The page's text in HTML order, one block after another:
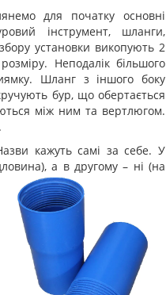
для початку основні
інструмент, шланги,
установки викопують 2
Неподалік більшого
Шланг з іншого боку
бур, що обертається
між ним та вертлюгом.
кажуть самі за себе. У
а в другому – ні (на